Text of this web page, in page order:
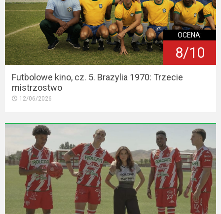
OCENA:
8/10
Futbolowe kino, cz. 5. Brazylia 1970: Trzecie
mistrzostwo
12/06/2026